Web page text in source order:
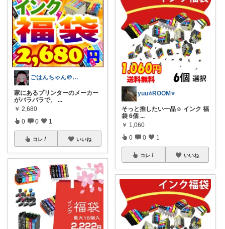
ごはんちゃん＠見ていただき感謝です♪
家にあるプリンターのメーカー
がバラバラで、
...
￥ 2,680
0 0 1
コレ いいね
yuu⭐️ROOM⭐️
そっと推したい一品☺️ インク 福
袋 6個 ...
￥ 1,060
0 0 1
コレ いいね